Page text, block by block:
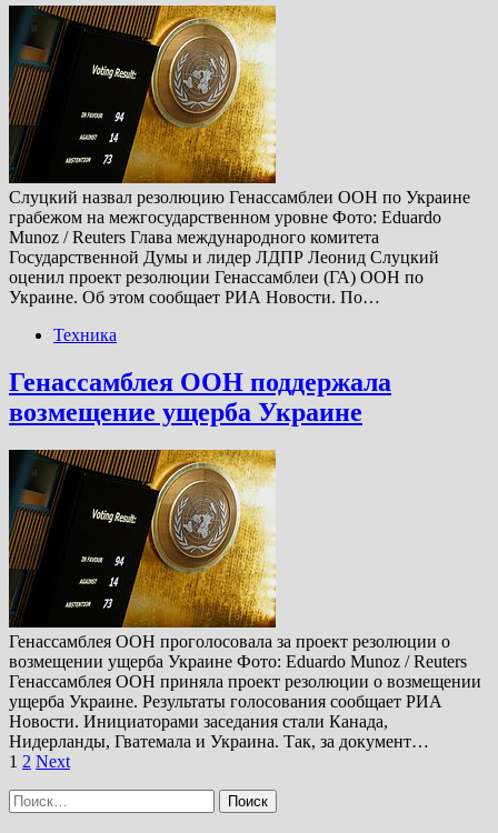
Слуцкий назвал резолюцию Генассамблеи ООН по Украине
грабежом на межгосударственном уровне Фото: Eduardo
Munoz / Reuters Глава международного комитета
Государственной Думы и лидер ЛДПР Леонид Слуцкий
оценил проект резолюции Генассамблеи (ГА) ООН по
Украине. Об этом сообщает РИА Новости. По…
Техника
Генассамблея ООН поддержала
возмещение ущерба Украине
Генассамблея ООН проголосовала за проект резолюции о
возмещении ущерба Украине Фото: Eduardo Munoz / Reuters
Генассамблея ООН приняла проект резолюции о возмещении
ущерба Украине. Результаты голосования сообщает РИА
Новости. Инициаторами заседания стали Канада,
Нидерланды, Гватемала и Украина. Так, за документ…
Пагинация
записей
1 2 Next
Найти: